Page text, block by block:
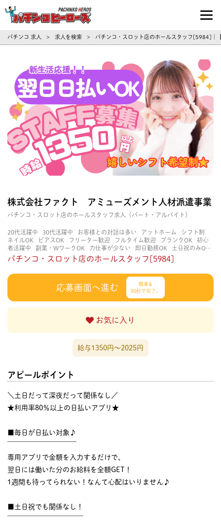
パチンコ求人・転職ならパチンコヒーロ
パチンコ 求人 > 求人を検索 > パチンコ・スロット店のホールスタッフ[5984]
株式会社ファクト アミューズメント人材派遣事業
パチンコ・スロット店のホールスタッフ求人（パート・アルバイト）
20代活躍中 30代活躍中 お客様との対話は多い アットホーム
シフト制
ネイルOK
ピアスOK フリーター歓迎 フルタイム歓迎 ブランクOK
初心
者活躍中
副業・WワークOK 力仕事が少ない 即日勤務OK
土日祝のみOK
学歴不問
服装自由 未経験・初心者OK 決められた時間できっちり
経験不要
立ち仕事 経験者・有資格者歓迎 自分の都合に合わせやすい
自由
パチンコ・スロット店のホールスタッフ[5984]
応募画面へ進む
簡単&
30秒で完了♩
お気に入り
給与1350円〜2025円
アピールポイント
＼土日だって深夜だって関係なし／
★利用率80％以上の日払いアプリ★
■毎日が日払い対象♪
専用アプリで金額を入力するだけで、
翌日には働いた分のお給料を全額GET！
1週間も待ってられない！なんて心配はいりません♪
■土日祝でも関係なし！